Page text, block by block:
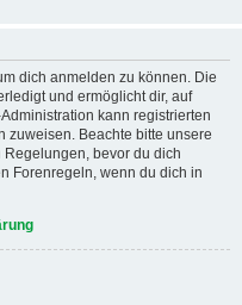
dich anmelden zu können. Die
und ermöglicht dir, auf
kann registrierten
zuweisen. Beachte bitte unsere
bevor du dich
Forenregeln, wenn du dich in